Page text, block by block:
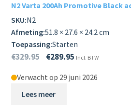
N2 Varta 200Ah Promotive Black
SKU:N2
Afmeting:51.8 × 27.6 × 24.2 cm
Toepassing:Starten
€329.95 €289.95 Incl. BTW
Verwacht op 29 juni 2026
Lees meer